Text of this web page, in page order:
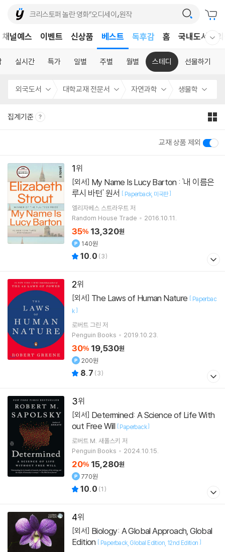
채널예스 이벤트 신상품 베스트
독후감
홈 국내도서
실시간 특가 일별 주별 월별 스테디 선물하기
외국도서 대학교재 전문서 자연과학 생물학
집계기준
교재 상품 제외
1
[외서]
루시 바턴' 원서 [ Paperback 미국판]
엘리자베스 스트라우트 저
Random House Trade
2016.10.11.
35% 13,320원
140원
10.0 (3)
2
[외서] The Laws of Human Nature [ Paperbac
k]
로버트 그린 저
Penguin Books
2019.10.23.
30% 19,530원
200원
8.7 (3)
3
[외서]
out Free Will [Paperback]
로버트 M. 새폴스키 저
Penguin Books
2024.10.15.
20% 15,280원
770원
10.0 (1)
4
[외서]
Edition [ Paperback Global Edition 12nd Edition ]